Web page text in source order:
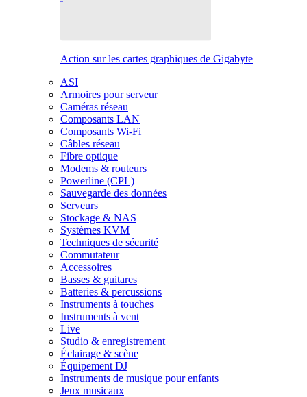
Action sur les cartes graphiques de Gigabyte
ASI
Armoires pour serveur
Caméras réseau
Composants LAN
Composants Wi-Fi
Câbles réseau
Fibre optique
Modems & routeurs
Powerline (CPL)
Sauvegarde des données
Serveurs
Stockage & NAS
Systèmes KVM
Techniques de sécurité
Commutateur
Accessoires
Basses & guitares
Batteries & percussions
Instruments à touches
Instruments à vent
Live
Studio & enregistrement
Éclairage & scène
Équipement DJ
Instruments de musique pour enfants
Jeux musicaux